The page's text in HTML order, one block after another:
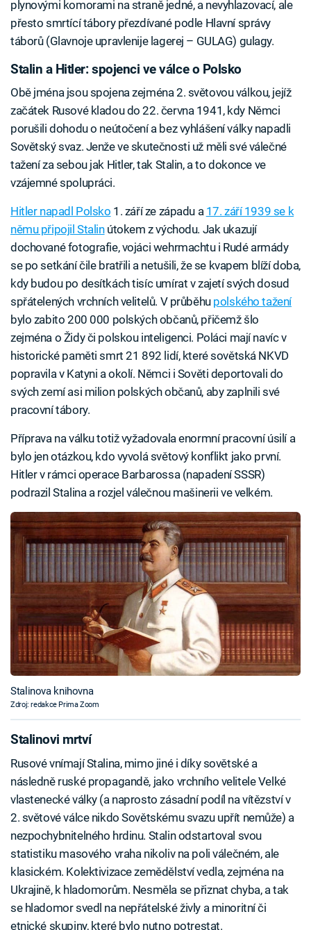
plynovými komorami na straně jedné, a nevyhlazovací, ale
přesto smrtící tábory přezdívané podle Hlavní správy
táborů (Glavnoje upravlenije lagerej – GULAG) gulagy.
Stalin a Hitler: spojenci ve válce o Polsko
Obě jména jsou spojena zejména 2. světovou válkou, jejíž
začátek Rusové kladou do 22. června 1941, kdy Němci
porušili dohodu o neútočení a bez vyhlášení války napadli
Sovětský svaz. Jenže ve skutečnosti už měli své válečné
tažení za sebou jak Hitler, tak Stalin, a to dokonce ve
vzájemné spolupráci.
Hitler napadl Polsko 1. září ze západu a 17. září 1939 se k
němu připojil Stalinútokem z východu. Jak ukazují
dochované fotografie, vojáci wehrmachtu i Rudé armády
se po setkání čile bratřili a netušili, že se kvapem blíží doba,
kdy budou po desítkách tisíc umírat v zajetí svých dosud
spřátelených vrchních velitelů. V průběhu polského tažení
bylo zabito 200 000 polských občanů, přičemž šlo
zejména o Židy či polskou inteligenci. Poláci mají navíc v
historické paměti smrt 21 892 lidí, které sovětská NKVD
popravila v Katyni a okolí. Němci i Sověti deportovali do
svých zemí asi milion polských občanů, aby zaplnili své
pracovní tábory.
Příprava na válku totiž vyžadovala enormní pracovní úsilí a
bylo jen otázkou, kdo vyvolá světový konflikt jako první.
Hitler v rámci operace Barbarossa (napadení SSSR)
podrazil Stalina a rozjel válečnou mašinerii ve velkém.
Stalinova knihovna
Zdroj: redakce Prima Zoom
Stalinovi mrtví
Rusové vnímají Stalina, mimo jiné i díky sovětské a
následně ruské propagandě, jako vrchního velitele Velké
vlastenecké války (a naprosto zásadní podíl na vítězství v
2. světové válce nikdo Sovětskému svazu upřít nemůže) a
nezpochybnitelného hrdinu. Stalin odstartoval svou
statistiku masového vraha nikoliv na poli válečném, ale
klasickém. Kolektivizace zemědělství vedla, zejména na
Ukrajině, k hladomorům. Nesměla se přiznat chyba, a tak
se hladomor svedl na nepřátelské živly a minoritní či
etnické skupiny, které bylo nutno potrestat.